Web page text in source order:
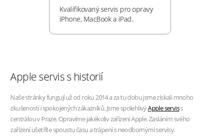
Kvalifikovaný servis pro opravy
iPhone, MacBook a iPad.
Apple servis s historií
Naše stránky fungují už od roku 2014 a za tu dobu jsme získali mnoho
zkušeností i spokojených zákazníků. Jsme spolehlivýApple serviss
centrálou v Praze. Opravíme jakékoliv zařízení Apple. Zasláním svého
zařízení ušetříte spoustu času a trápení s neodbornými servisy.